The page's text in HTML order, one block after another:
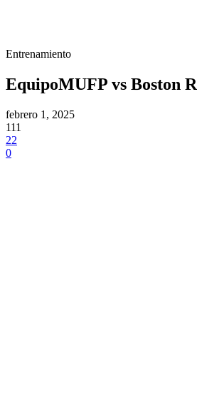
Entrenamiento
EquipoMUFP vs Boston
febrero 1, 2025
111
22
0